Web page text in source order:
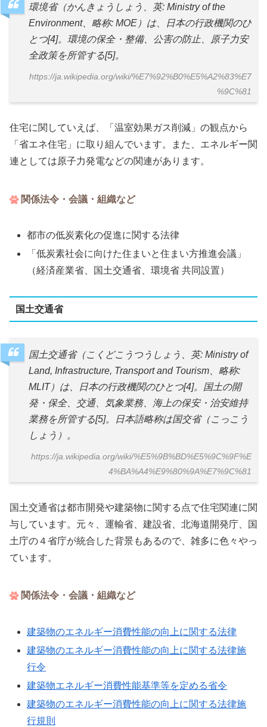
環境省（かんきょうしょう、英: Ministry of the
Environment、略称: MOE）は、日本の行政機関のひ
とつ[4]。環境の保全・整備、公害の防止、原子力安
全政策を所管する[5]。
https://ja.wikipedia.org/wiki/%E7%92%B0%E5%A2%83%E7
%9C%81
住宅に関していえば、「温室効果ガス削減」の観点から
「省エネ住宅」に取り組んでいます。また、エネルギー関
連としては原子力発電などの関連があります。
関係法令・会議・組織など
都市の低炭素化の促進に関する法律
「低炭素社会に向けた住まいと住まい方推進会議」
（経済産業省、国土交通省、環境省 共同設置）
国土交通省
国土交通省（こくどこうつうしょう、英: Ministry of
Land, Infrastructure, Transport and Tourism、略称:
MLIT）は、日本の行政機関のひとつ[4]。国土の開
発・保全、交通、気象業務、海上の保安・治安維持
業務を所管する[5]。日本語略称は国交省（こっこう
しょう）。
https://ja.wikipedia.org/wiki/%E5%9B%BD%E5%9C%9F%E
4%BA%A4%E9%80%9A%E7%9C%81
国土交通省は都市開発や建築物に関する点で住宅関連に関
与しています。元々、運輸省、建設省、北海道開発庁、国
土庁の４省庁が統合した背景もあるので、雑多に色々やっ
ています。
関係法令・会議・組織など
建築物のエネルギー消費性能の向上に関する法律
建築物のエネルギー消費性能の向上に関する法律施
行令
建築物エネルギー消費性能基準等を定める省令
建築物のエネルギー消費性能の向上に関する法律施
行規則